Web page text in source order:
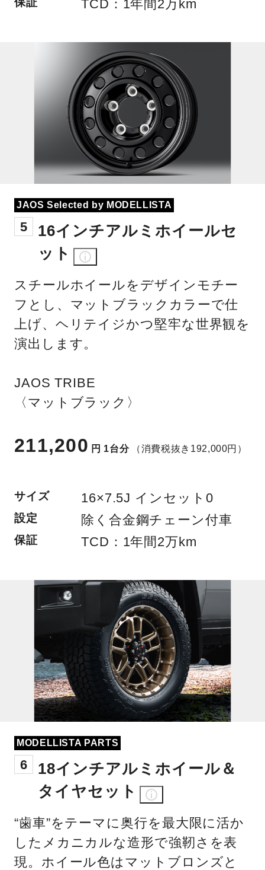
TCD：1年間2万km
JAOS Selected by MODELLISTA
5
16インチアルミホイールセ
ット
スチールホイールをデザインモチー
フとし、マットブラックカラーで仕
上げ、ヘリテイジかつ堅牢な世界観を
演出します。
JAOS TRIBE
〈マットブラック〉
211,200 円 1台分 （消費税抜き192,000円）
サイズ 16×7.5J インセット0
設定 除く合金鋼チェーン付車
保証 TCD：1年間2万km
MODELLISTA PARTS
6
18インチアルミホイール＆
タイヤセット
“歯車”をテーマに奥行を最大限に活か
したメカニカルな造形で強靭さを表
現。ホイール色はマットブロンズと